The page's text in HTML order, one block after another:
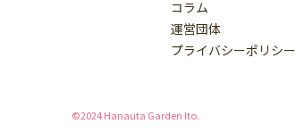
コラム
運営団体
プライバシーポリシー
©2024 Hanauta Garden Ito.